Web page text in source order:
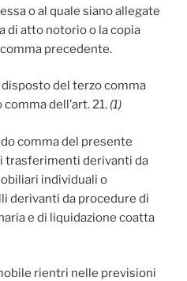
o al quale siano allegate
di atto notorio o la copia
precedente.
disposto del terzo comma
dell’art. 21. (1)
comma del presente
trasferimenti derivanti da
individuali o
derivanti da procedure di
e di liquidazione coatta
rientri nelle previsioni